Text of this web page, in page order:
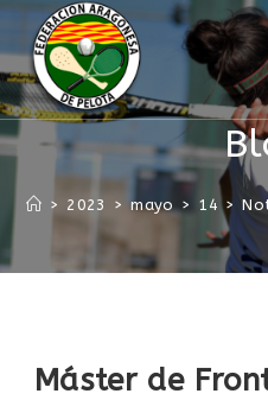
> 2023 > mayo > 14 >
Máster de